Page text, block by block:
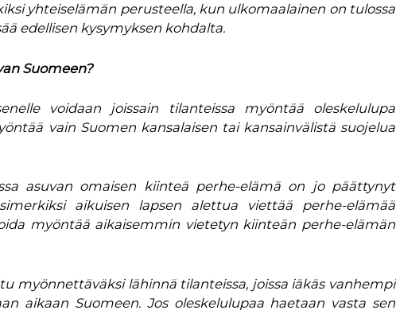
yhteiselämän perusteella, kun ulkomaalainen on tulossa
edellisen kysymyksen kohdalta.
Suomeen?
voidaan joissain tilanteissa myöntää oleskelulupa
vain Suomen kansalaisen tai kansainvälistä suojelua
asuvan omaisen kiinteä perhe-elämä on jo päättynyt
aikuisen lapsen alettua viettää perhe-elämää
myöntää aikaisemmin vietetyn kiinteän perhe-elämän
myönnettäväksi lähinnä tilanteissa, joissa iäkäs vanhempi
aikaan Suomeen. Jos oleskelulupaa haetaan vasta sen